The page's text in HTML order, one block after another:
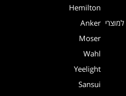
Hemilton
Anker
Moser
Wahl
Yeelight
Sansui